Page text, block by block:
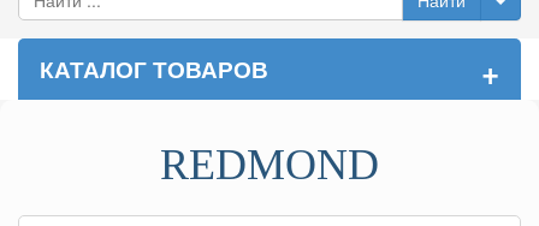
КАТАЛОГ ТОВАРОВ +
REDMOND